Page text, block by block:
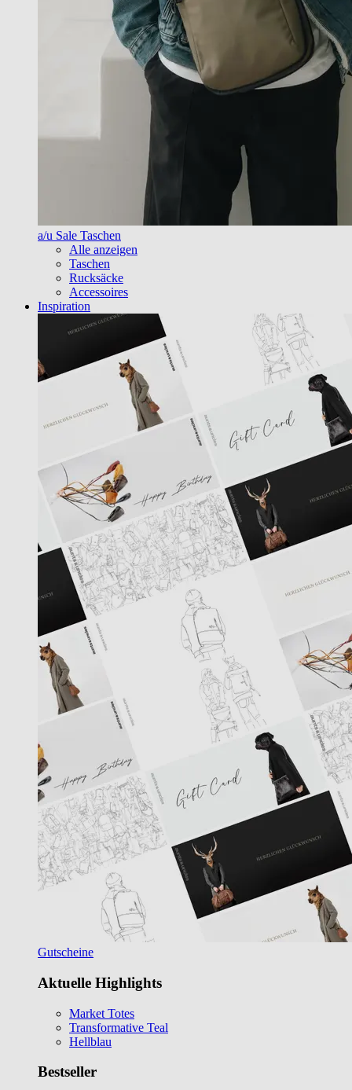
a/u Sale Taschen
Alle anzeigen
Taschen
Rucksäcke
Accessoires
Inspiration
Gutscheine
Aktuelle Highlights
Market Totes
Transformative Teal
Hellblau
Bestseller